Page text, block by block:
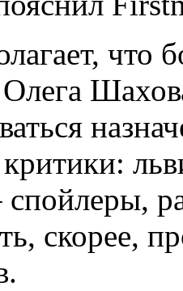
что
спойлеры,
скорее,